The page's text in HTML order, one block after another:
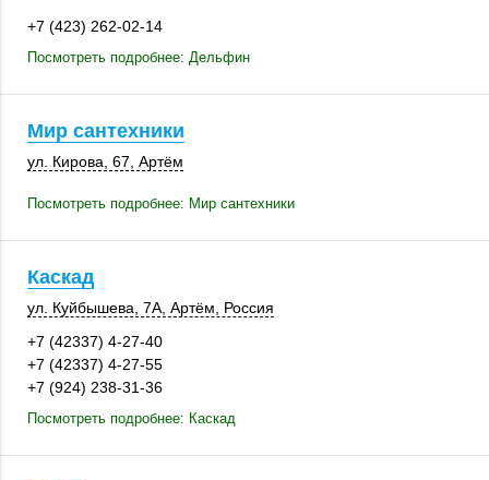
+7 (423) 262-02-14
Посмотреть подробнее: Дельфин
Мир сантехники
ул. Кирова, 67 Артём
Посмотреть подробнее: Мир сантехники
Каскад
ул. Куйбышева, 7А Артём
Россия
+7 (42337) 4-27-40
+7 (42337) 4-27-55
+7 (924) 238-31-36
Посмотреть подробнее: Каскад